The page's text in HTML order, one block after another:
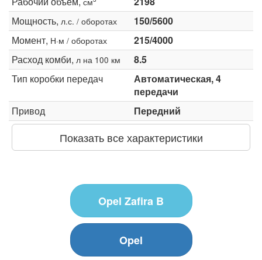
Мощность, л.с. / оборотах
150/5600
Момент, Н·м / оборотах
215/4000
Расход комби, л на 100 км
8.5
Тип коробки передач
Автоматическая, 4
передачи
Привод
Передний
Показать все характеристики
Opel Zafira B
Opel